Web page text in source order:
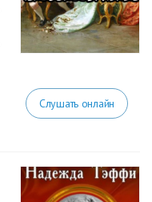
Слушать онлайн